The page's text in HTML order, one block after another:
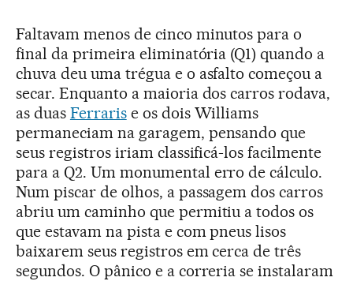
Faltavam menos de cinco minutos para o
final da primeira eliminatória (Q1) quando a
chuva deu uma trégua e o asfalto começou a
secar. Enquanto a maioria dos carros rodava,
as duas Ferrarise os dois Williams
permaneciam na garagem, pensando que
seus registros iriam classificá-los facilmente
para a Q2. Um monumental erro de cálculo.
Num piscar de olhos, a passagem dos carros
abriu um caminho que permitiu a todos os
que estavam na pista e com pneus lisos
baixarem seus registros em cerca de três
segundos. O pânico e a correria se instalaram